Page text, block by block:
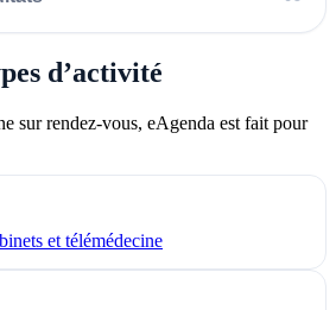
d’activité
sur rendez-vous, eAgenda est fait pour
et télémédecine